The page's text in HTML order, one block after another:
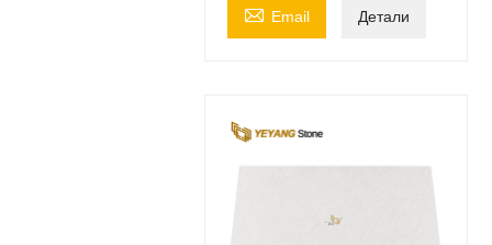
 Email Детали